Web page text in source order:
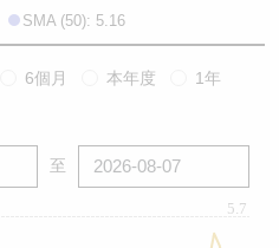
SMA (50): 5.16
6個月 本年度 1年
至
5.7